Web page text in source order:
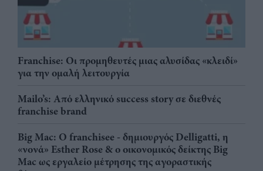
Franchise: Οι προμηθευτές μιας αλυσίδας «κλειδί»
για την ομαλή λειτουργία
Mailo’s: Από ελληνικό success story σε διεθνές
franchise brand
Big Mac: Ο franchisee - δημιουργός Delligatti, η
«νονά» Esther Rose & ο οικονομικός δείκτης Big
Mac ως εργαλείο μέτρησης της αγοραστικής